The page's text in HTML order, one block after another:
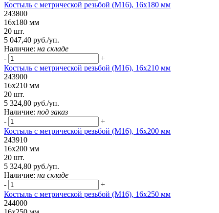
Костыль с метрической резьбой (М16), 16х180 мм
243800
16х180 мм
20 шт.
5 047,40 руб./уп.
Наличие: на складе
-
+
Костыль с метрической резьбой (М16), 16х210 мм
243900
16х210 мм
20 шт.
5 324,80 руб./уп.
Наличие: под заказ
-
+
Костыль с метрической резьбой (М16), 16х200 мм
243910
16х200 мм
20 шт.
5 324,80 руб./уп.
Наличие: на складе
-
+
Костыль с метрической резьбой (М16), 16х250 мм
244000